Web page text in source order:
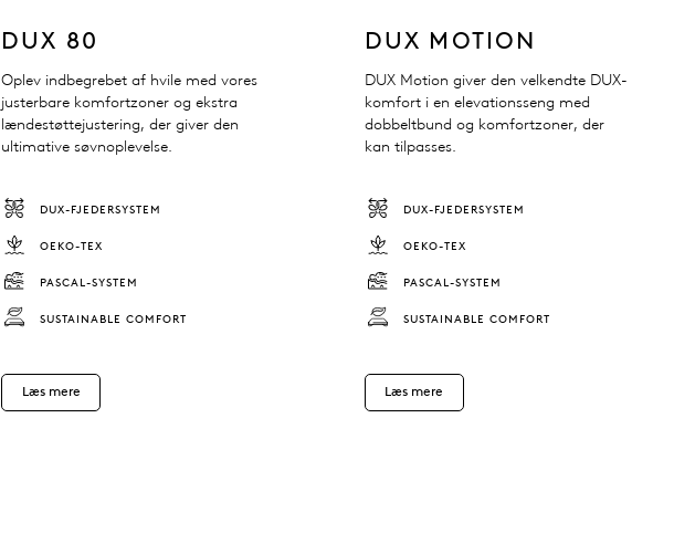
DUX 80
Oplev indbegrebet af hvile med vores
justerbare komfortzoner og ekstra
lændestøttejustering, der giver den
ultimative søvnoplevelse.
DUX-FJEDERSYSTEM
OEKO-TEX
PASCAL-SYSTEM
SUSTAINABLE COMFORT
Læs mere
DUX MOTION
DUX Motion giver den velkendte DUX-
komfort i en elevationsseng med
dobbeltbund og komfortzoner, der
kan tilpasses.
DUX-FJEDERSYSTEM
OEKO-TEX
PASCAL-SYSTEM
SUSTAINABLE COMFORT
Læs mere